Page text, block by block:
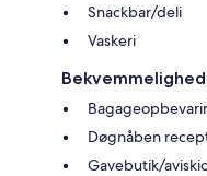
Snackbar/deli
Vaskeri
Døgnåben
Gavebutik/